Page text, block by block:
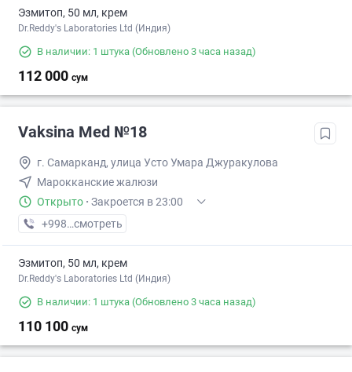
Эзмитоп, 50 мл, крем
Dr.Reddy's Laboratories Ltd (Индия)
В наличии: 1 штука (Обновлено 3 часа назад)
112 000 сум
Vaksina Med №18
г. Самарканд, улица Усто Умара Джуракулова
Марокканские жалюзи
Открыто · Закроется в 23:00
+998 (93) XXX-XX-XX
смотреть
Эзмитоп, 50 мл, крем
Dr.Reddy's Laboratories Ltd (Индия)
В наличии: 1 штука (Обновлено 3 часа назад)
110 100 сум